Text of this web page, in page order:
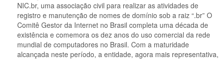
NIC.br, uma associação civil para realizar as atividades de
registro e manutenção de nomes de domínio sob a raiz “.br” O
Comitê Gestor da Internet no Brasil completa uma década de
existência e comemora os dez anos do uso comercial da rede
mundial de computadores no Brasil. Com a maturidade
alcançada neste período, a entidade, agora mais representativa,